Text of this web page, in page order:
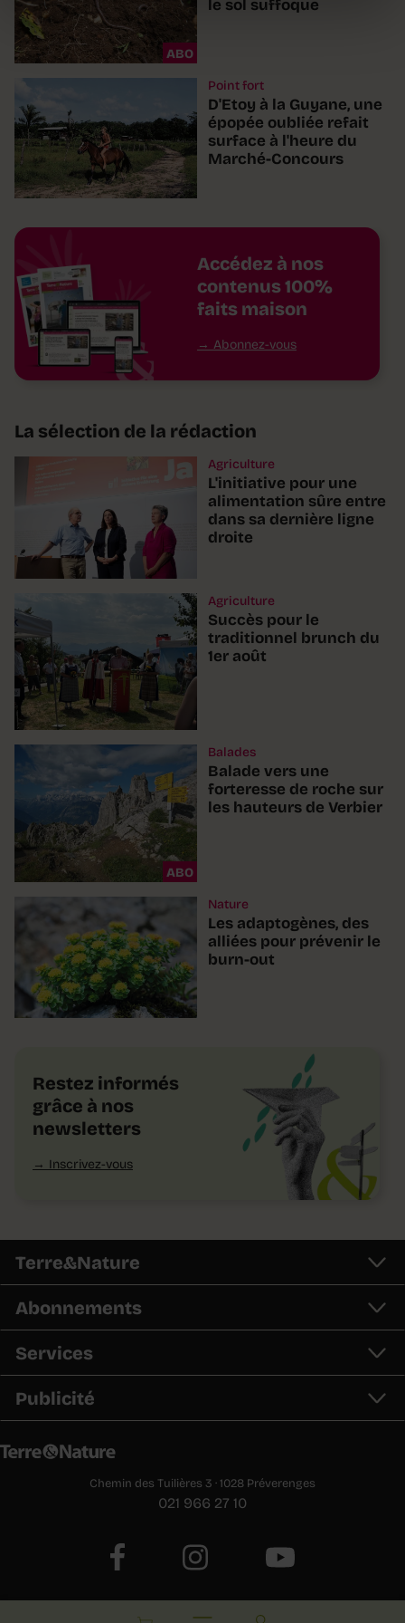
ABO
le sol suffoque
Point fort
D'Etoy à la Guyane, une
épopée oubliée refait
surface à l'heure du
Marché-Concours
Accédez à nos
contenus 100%
faits maison
Abonnez-vous
La sélection de la rédaction
Agriculture
L'initiative pour une
alimentation sûre entre
dans sa dernière ligne
droite
Agriculture
Succès pour le
traditionnel brunch du
1er août
ABO
Balades
Balade vers une
forteresse de roche sur
les hauteurs de Verbier
Nature
Les adaptogènes, des
alliées pour prévenir le
burn-out
Restez informés
grâce à nos
newsletters
Inscrivez-vous
Terre&Nature
Abonnements
Services
Publicité
Chemin des Tuilières 3 · 1028 Préverenges
021 966 27 10